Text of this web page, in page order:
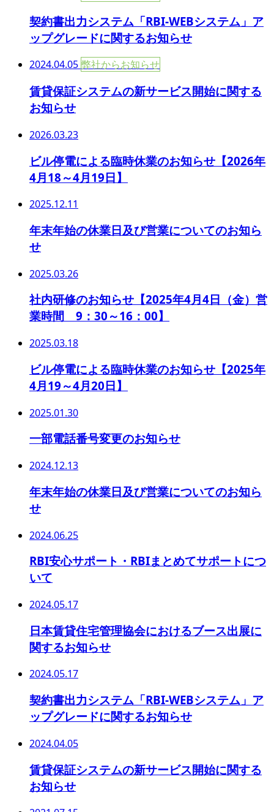
契約書出力システム「RBI-WEBシステム」ア
ップグレードに関するお知らせ
2024.04.05 弊社からお知らせ
賃貸保証システムの新サービス開始に関する
お知らせ
2026.03.23
ビル停電による臨時休業のお知らせ【2026年
4月18～4月19日】
2025.12.11
年末年始の休業日及び営業についてのお知ら
せ
2025.03.26
社内研修のお知らせ【2025年4月4日（金）営
業時間 9：30～16：00】
2025.03.18
ビル停電による臨時休業のお知らせ【2025年
4月19～4月20日】
2025.01.30
一部電話番号変更のお知らせ
2024.12.13
年末年始の休業日及び営業についてのお知ら
せ
2024.06.25
RBI安心サポート・RBIまとめてサポートにつ
いて
2024.05.17
日本賃貸住宅管理協会におけるブース出展に
関するお知らせ
2024.05.17
契約書出力システム「RBI-WEBシステム」ア
ップグレードに関するお知らせ
2024.04.05
賃貸保証システムの新サービス開始に関する
お知らせ